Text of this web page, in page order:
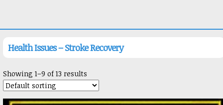
Health Issues – Stroke Recovery
Showing 1–9 of 13 results